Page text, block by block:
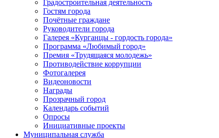
Градостроительная деятельность
Гостям города
Почётные граждане
Руководители города
Галерея «Курганцы - гордость города»
Программа «Любимый город»
Премия «Трудящаяся молодежь»
Противодействие коррупции
Фотогалерея
Видеоновости
Награды
Прозрачный город
Календарь событий
Опросы
Инициативные проекты
Муниципальная служба